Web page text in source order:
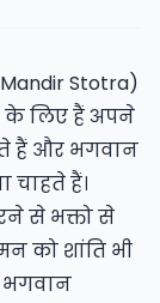
Stotra)
के लिए हैं अपने
हैं और भगवान
चाहते हैं।
से भक्तो से
को शांति भी
भगवान